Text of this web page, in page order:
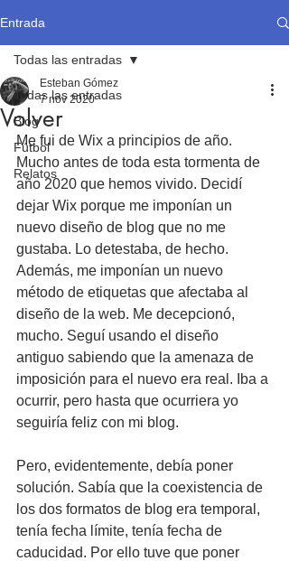
Entrada
Todas las entradas
Blog
Fútbol
Relatos
Todas las entradas
Volver
Esteban Gómez
7 nov 2020
Me fui de Wix a principios de año.
Mucho antes de toda esta tormenta de
año 2020 que hemos vivido. Decidí
dejar Wix porque me imponían un
nuevo diseño de blog que no me
gustaba. Lo detestaba, de hecho.
Además, me imponían un nuevo
método de etiquetas que afectaba al
diseño de la web. Me decepcionó,
mucho. Seguí usando el diseño
antiguo sabiendo que la amenaza de
imposición para el nuevo era real. Iba a
ocurrir, pero hasta que ocurriera yo
seguiría feliz con mi blog.
Pero, evidentemente, debía poner
solución. Sabía que la coexistencia de
los dos formatos de blog era temporal,
tenía fecha límite, tenía fecha de
caducidad. Por ello tuve que poner